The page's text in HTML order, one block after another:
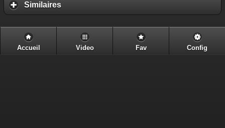
Similaires
Accueil Video Fav Config